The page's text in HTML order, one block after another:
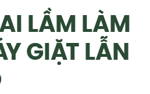
LẦM LÀM
GIẶT LẪN